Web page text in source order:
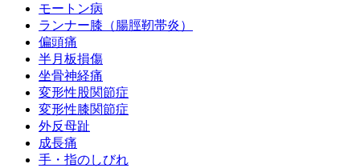
モートン病
ランナー膝（腸脛靭帯炎）
偏頭痛
半月板損傷
坐骨神経痛
変形性股関節症
変形性膝関節症
外反母趾
成長痛
手・指のしびれ